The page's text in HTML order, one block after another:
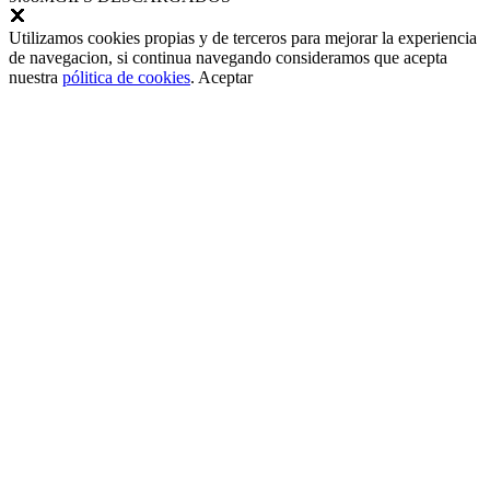
Utilizamos cookies propias y de terceros para mejorar la experiencia
de navegacion, si continua navegando consideramos que acepta
nuestra pólitica de cookies. Aceptar